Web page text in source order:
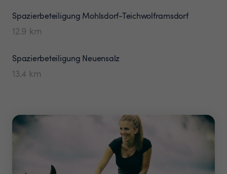
Spazierbeteiligung Mohlsdorf-Teichwolframsdorf
12.9 km
Spazierbeteiligung Neuensalz
13.4 km